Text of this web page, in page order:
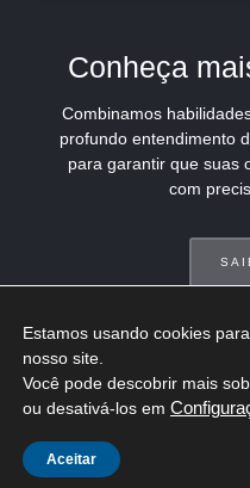
Conheça
Combinamos
profundo entendimento
para garantir que suas
com
Estamos usando cookies
nosso site.
Você pode descobrir mais
ou desativá-los em
Aceitar